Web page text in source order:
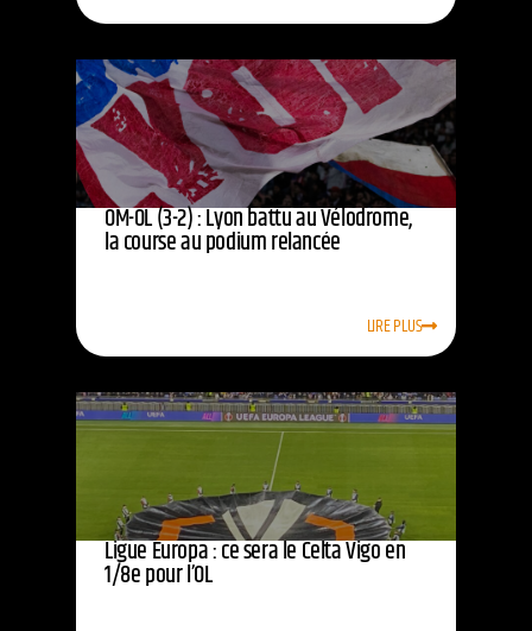
OM-OL (3-2) : Lyon battu au Vélodrome,
la course au podium relancée
LIRE PLUS
Ligue Europa : ce sera le Celta Vigo en
1/8e pour l’OL